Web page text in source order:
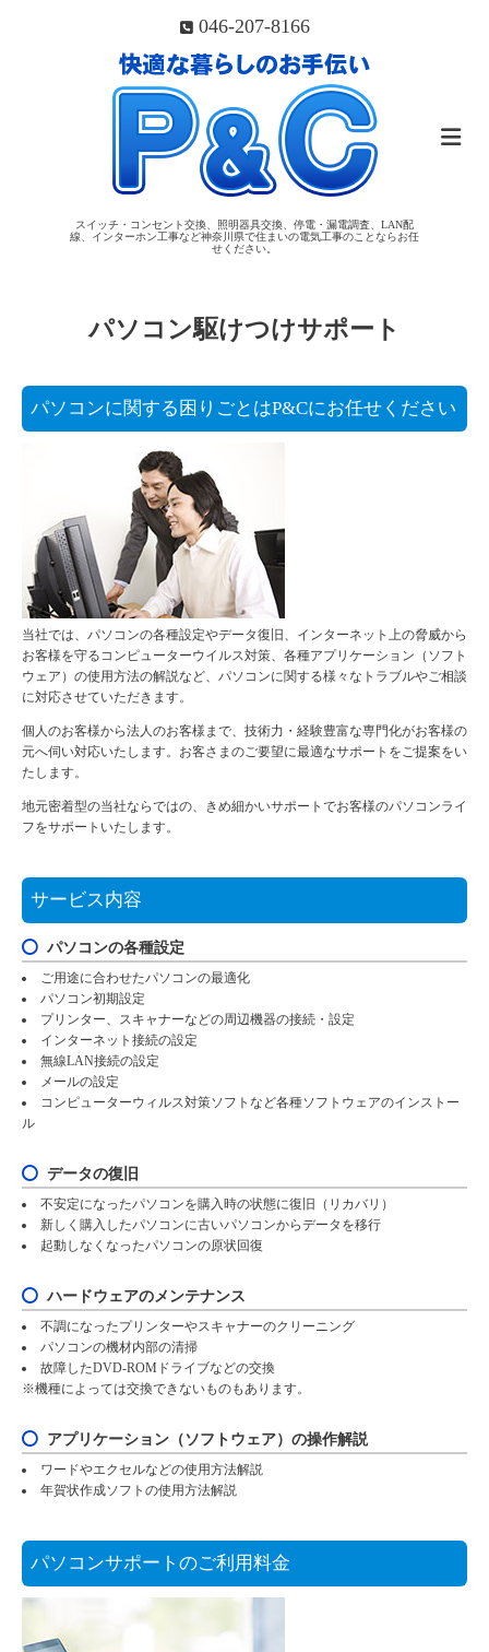
046-207-8166
スイッチ・コンセント交換、照明器具交換、停電・漏電調査、LAN配
線、インターホン工事など神奈川県で住まいの電気工事のことならお任
せください。
パソコン駆けつけサポート
パソコンに関する困りごとはP&Cにお任せください
当社では、パソコンの各種設定やデータ復旧、インターネット上の脅威から
お客様を守るコンピューターウイルス対策、各種アプリケーション（ソフト
ウェア）の使用方法の解説など、パソコンに関する様々なトラブルやご相談
に対応させていただきます。
個人のお客様から法人のお客様まで、技術力・経験豊富な専門化がお客様の
元へ伺い対応いたします。お客さまのご要望に最適なサポートをご提案をい
たします。
地元密着型の当社ならではの、きめ細かいサポートでお客様のパソコンライ
フをサポートいたします。
サービス内容
パソコンの各種設定
ご用途に合わせたパソコンの最適化
パソコン初期設定
プリンター、スキャナーなどの周辺機器の接続・設定
インターネット接続の設定
無線LAN接続の設定
メールの設定
コンピューターウィルス対策ソフトなど各種ソフトウェアのインストー
ル
データの復旧
不安定になったパソコンを購入時の状態に復旧（リカバリ）
新しく購入したパソコンに古いパソコンからデータを移行
起動しなくなったパソコンの原状回復
ハードウェアのメンテナンス
不調になったプリンターやスキャナーのクリーニング
パソコンの機材内部の清掃
故障したDVD-ROMドライブなどの交換
※機種によっては交換できないものもあります。
アプリケーション（ソフトウェア）の操作解説
ワードやエクセルなどの使用方法解説
年賀状作成ソフトの使用方法解説
パソコンサポートのご利用料金